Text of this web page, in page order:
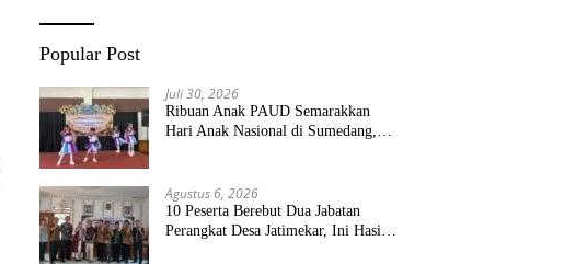
Popular Post
Juli 30, 2026
Ribuan Anak PAUD Semarakkan
Hari Anak Nasional di Sumedang,
Agustus 6, 2026
10 Peserta Berebut Dua Jabatan
Perangkat Desa Jatimekar, Ini Hasil